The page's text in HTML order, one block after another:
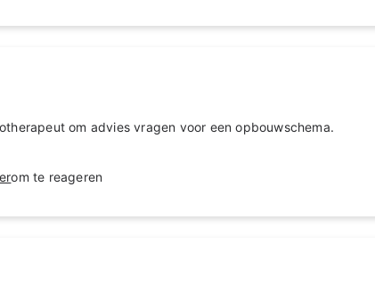
om advies vragen voor een opbouwschema.
om te reageren